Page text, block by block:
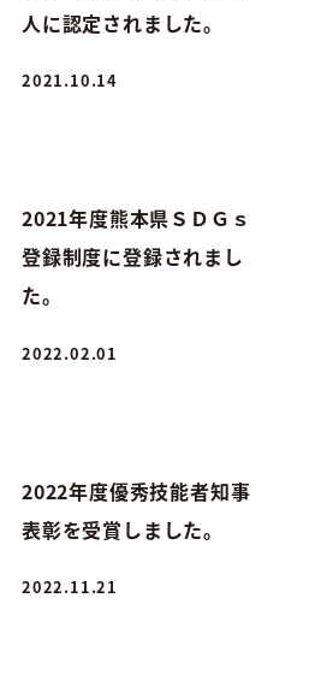
人に認定されました。
投稿日
2021.10.14
2021年度熊本県ＳＤＧｓ
登録制度に登録されまし
た。
投稿日
2022.02.01
2022年度優秀技能者知事
表彰を受賞しました。
投稿日
2022.11.21